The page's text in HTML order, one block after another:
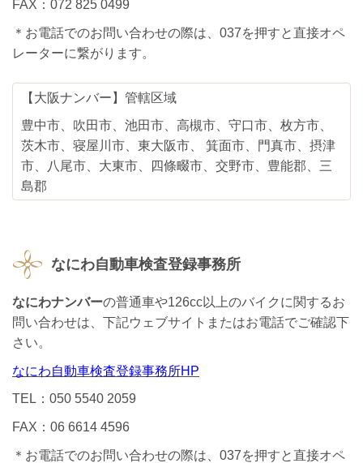
FAX：072 825 0499
＊お電話でのお問い合わせの際は、037を押すと直接オペ
レーターに繋がります。
【大阪ナンバー】管轄区域
豊中市、吹田市、池田市、高槻市、守口市、枚方市、
茨木市、寝屋川市、東大阪市、 箕面市、門真市、摂津
市、八尾市、大東市、四條畷市、交野市、豊能郡、三
島郡
なにわ自動車検査登録事務所
なにわナンバーの普通車や126cc以上のバイクに関するお
問い合わせは、下記ウェブサイトまたはお電話でご確認下
さい。
なにわ自動車検査登録事務所HP
TEL：050 5540 2059
FAX：06 6614 4596
＊お電話でのお問い合わせの際は、037を押すと直接オペ